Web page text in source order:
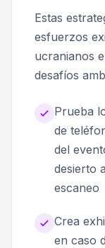
Estas
esfuerzos
ucranianos
desafíos
Prueba
de
del
desierto
escaneo
Crea
en caso